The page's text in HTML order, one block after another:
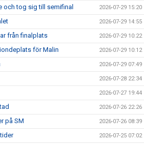
och tog sig till semifinal 2026-07-29 15:20
2026-07-29 14:55
från finalplats 2026-07-29 10:22
för Malin 2026-07-29 10:12
2026-07-29 07:49
2026-07-28 22:34
2026-07-27 19:44
2026-07-26 22:26
på SM 2026-07-26 08:39
2026-07-25 07:02